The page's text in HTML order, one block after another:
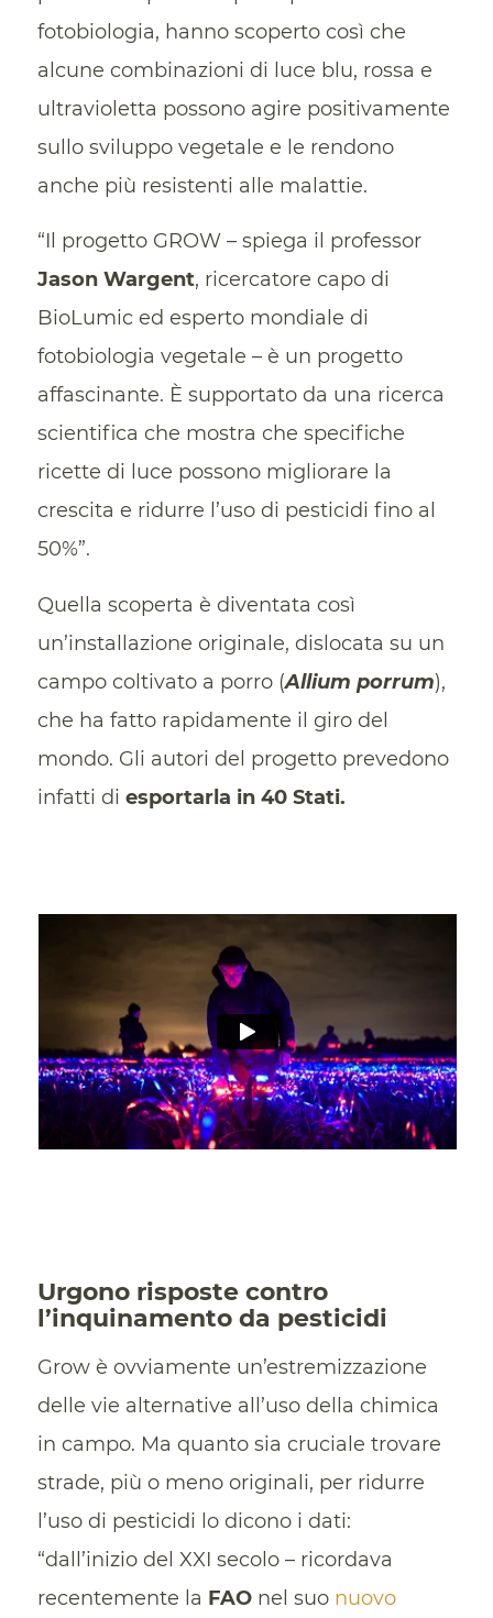
fotobiologia, hanno scoperto così che
alcune combinazioni di luce blu, rossa e
ultravioletta possono agire positivamente
sullo sviluppo vegetale e le rendono
anche più resistenti alle malattie.
“Il progetto GROW – spiega il professor
Jason Wargent, ricercatore capo di
BioLumic ed esperto mondiale di
fotobiologia vegetale – è un progetto
affascinante. È supportato da una ricerca
scientifica che mostra che specifiche
ricette di luce possono migliorare la
crescita e ridurre l’uso di pesticidi fino al
50%”.
Quella scoperta è diventata così
un’installazione originale, dislocata su un
campo coltivato a porro (Allium porrum),
che ha fatto rapidamente il giro del
mondo. Gli autori del progetto prevedono
infatti di esportarla in 40 Stati.
Urgono risposte contro
l’inquinamento da pesticidi
Grow è ovviamente un’estremizzazione
delle vie alternative all’uso della chimica
in campo. Ma quanto sia cruciale trovare
strade, più o meno originali, per ridurre
l’uso di pesticidi lo dicono i dati:
“dall’inizio del XXI secolo – ricordava
recentemente la FAOnel suo nuovo